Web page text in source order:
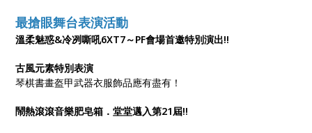
最搶眼舞台表演活動
溫柔魅惑&冷冽嘶吼6XT7～PF會場首邀特別演出!!
古風元素特別表演
琴棋書畫盔甲武器衣服飾品應有盡有！
鬧熱滾滾音樂肥皂箱．堂堂邁入第21屆!!